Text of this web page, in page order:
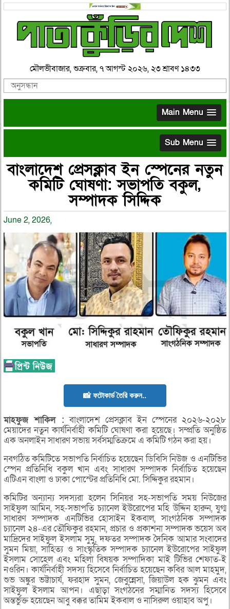
মৌলভীবাজার, শুক্রবার, ৭ আগস্ট ২০২৬, ২৩ শ্রাবণ ১৪৩৩
Main Menu
Sub Menu
বাংলাদেশ প্রেসক্লাব ইন স্পেনের নতুন
কমিটি ঘোষণা: সভাপতি বকুল,
সম্পাদক সিদ্দিক
June 2, 2026,
📸 ফটোকার্ড তৈরি করুন..
মাহফুজশাকিল : বাংলাদেশ প্রেসক্লাব ইন স্পেনের ২০২৬-২০২৮
মেয়াদের নতুন কার্যনির্বাহী কমিটি ঘোষণা করা হয়েছে। সম্প্রতি অনুষ্ঠিত
এক অনলাইন সাধারণ সভায় সর্বসম্মতিক্রমে এ কমিটি গঠন করা হয়।
নবগঠিত কমিটিতে সভাপতি নির্বাচিত হয়েছেন ডিবিসি নিউজ ও এনটিভির
স্পেন প্রতিনিধি বকুল খান এবং সাধারণ সম্পাদক নির্বাচিত হয়েছেন
এটিএন বাংলা ও ঢাকা পোস্টের প্রতিনিধি মো. সিদ্দিকুর রহমান।
কমিটির অন্যান্য সদস্যরা হলেন সিনিয়র সহ-সভাপতি সময় নিউজের
সাইফুল আমিন, সহ-সভাপতি চ্যানেল ইউরোপের মহি উদ্দিন হারুন, যুগ্ম
সাধারণ সম্পাদক এনটিভির হোসাইন ইকবাল, সাংগঠনিক সম্পাদক
চ্যানেল ২৪-এর তৌফিকুর রহমান, প্রচার ও প্রকাশনা সম্পাদক ভয়েস অব
মাদ্রিদের সাইফুল ইসলাম সুমু, দফতর সম্পাদক দৈনিক আমার সংবাদের
সুমন মিয়া, সাহিত্য ও সাংস্কৃতিক সম্পাদক চ্যানেল ইউরোপের সাইফুল
ইসলাম সোহেল এবং মহিলা বিষয়ক সম্পাদিকা মাই টিভির শেফাত-ই
নওরিন। কার্যনির্বাহী সদস্য হিসেবে নির্বাচিত হয়েছেন কবির আল মাহমুদ,
শুভ অঙ্কুর ভট্টাচার্য, ফরহাদ সুমন, জেবুন্নেসা, জিয়াউল হক ঝুমন এবং
সাইফুল ইসলাম আপন। এছাড়া সংগঠনের সম্মানিত সদস্য হিসেবে
অন্তর্ভুক্ত হয়েছেন আবু বক্কর তামিম ইকবাল ও নাসিরুল ওয়াহাব অপু।